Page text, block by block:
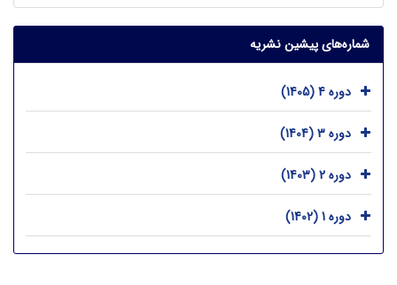
شماره‌های پیشین نشریه
دوره 4 (1405)
دوره 3 (1404)
دوره 2 (1403)
دوره 1 (1402)